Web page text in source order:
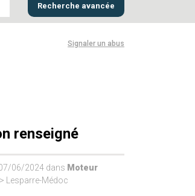
Recherche avancée
Signaler un abus
renseigné
06/2024 dans Moteur
Lesparre-Médoc